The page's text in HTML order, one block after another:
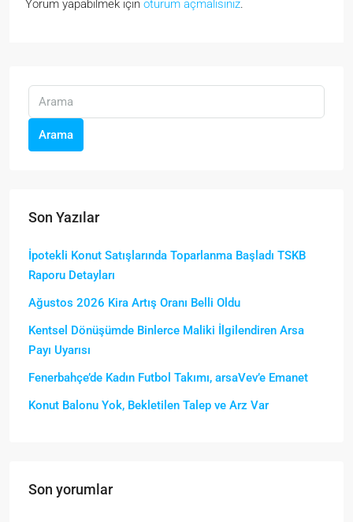
Yorum yapabilmek için oturum açmalısınız.
Arama
Son Yazılar
İpotekli Konut Satışlarında Toparlanma Başladı TSKB
Raporu Detayları
Ağustos 2026 Kira Artış Oranı Belli Oldu
Kentsel Dönüşümde Binlerce Maliki İlgilendiren Arsa
Payı Uyarısı
Fenerbahçe’de Kadın Futbol Takımı, arsaVev’e Emanet
Konut Balonu Yok, Bekletilen Talep ve Arz Var
Son yorumlar